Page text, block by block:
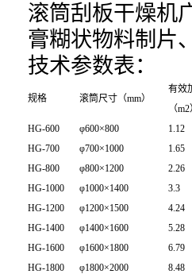
滚筒刮板干燥机
膏糊状物料制片
技术参数表：
规格 滚筒尺寸（mm）
有效
（m2
HG-600 φ600×800 1.12
HG-700
φ700×1000 1.65
HG-800
φ800×1200 2.26
HG-1000
φ1000×1400 3.3
HG-1200
φ1200×1500 4.24
HG-1400
φ1400×1600 5.28
HG-1600
φ1600×1800 6.79
HG-1800
φ1800×2000 8.48